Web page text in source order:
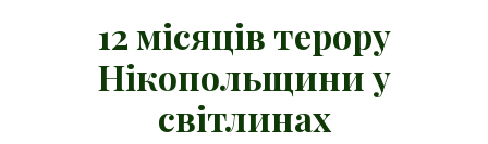
12 місяців терору
Нікопольщини у
світлинах